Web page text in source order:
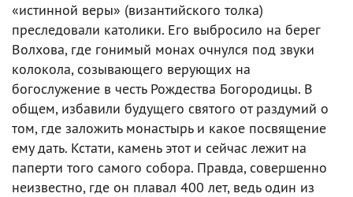
«истинной веры» (византийского толка)
преследовали католики. Его выбросило на берег
Волхова, где гонимый монах очнулся под звуки
колокола, созывающего верующих на
богослужение в честь Рождества Богородицы. В
общем, избавили будущего святого от раздумий о
том, где заложить монастырь и какое посвящение
ему дать. Кстати, камень этот и сейчас лежит на
паперти того самого собора. Правда, совершенно
неизвестно, где он плавал 400 лет, ведь один из